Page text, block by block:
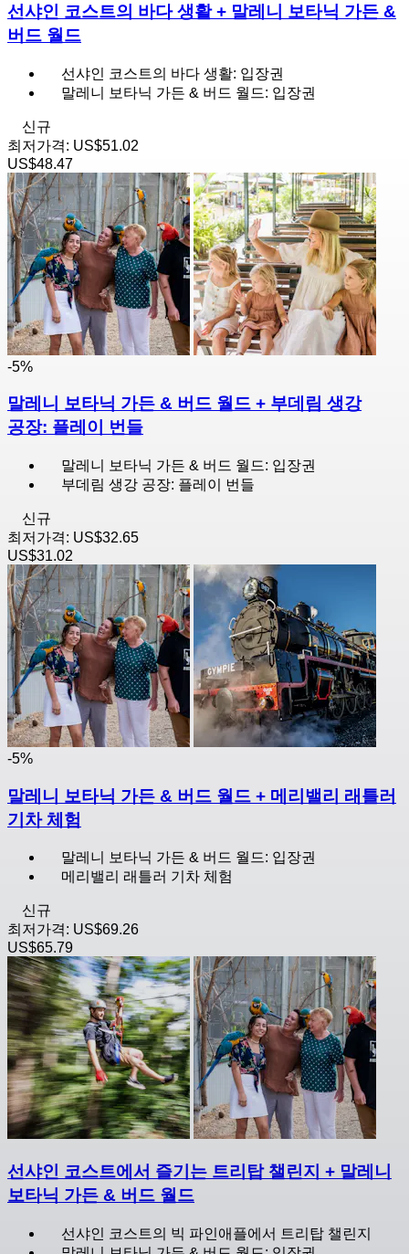
선샤인 코스트의 바다 생활 + 말레니 보타닉 가든 &
버드 월드
선샤인 코스트의 바다 생활: 입장권
말레니 보타닉 가든 & 버드 월드: 입장권
신규
최저가격: US$51.02
US$48.47
-5%
말레니 보타닉 가든 & 버드 월드 + 부데림 생강
공장: 플레이 번들
말레니 보타닉 가든 & 버드 월드: 입장권
부데림 생강 공장: 플레이 번들
신규
최저가격: US$32.65
US$31.02
-5%
말레니 보타닉 가든 & 버드 월드 + 메리밸리 래틀러
기차 체험
말레니 보타닉 가든 & 버드 월드: 입장권
메리밸리 래틀러 기차 체험
신규
최저가격: US$69.26
US$65.79
선샤인 코스트에서 즐기는 트리탑 챌린지 + 말레니
보타닉 가든 & 버드 월드
선샤인 코스트의 빅 파인애플에서 트리탑 챌린지